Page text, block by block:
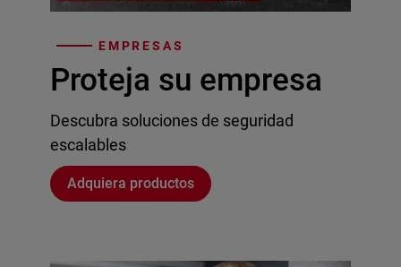
EMPRESAS
Proteja su empresa
Descubra soluciones de seguridad
escalables
Adquiera productos